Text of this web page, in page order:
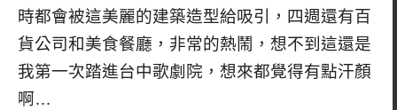
時都會被這美麗的建築造型給吸引，四週還有百
貨公司和美食餐廳，非常的熱鬧，想不到這還是
我第一次踏進台中歌劇院，想來都覺得有點汗顏
啊…